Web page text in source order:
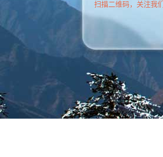
扫描二维码，关注我们